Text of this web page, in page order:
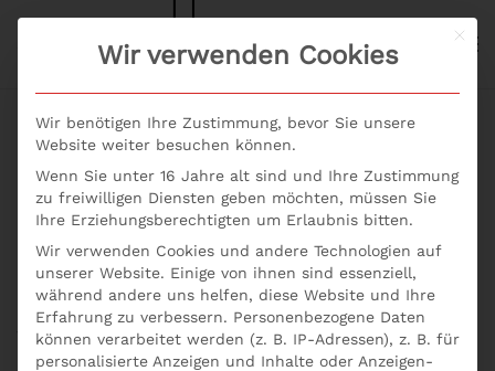
Skip to main content
Aufsichtsrechtliche
Prüfungen 2020
veröffentlicht
Mit
Wir verwenden Cookies
Wir benötigen Ihre Zustimmung, bevor Sie unsere
Website weiter besuchen können.
Wenn Sie unter 16 Jahre alt sind und Ihre Zustimmung
zu freiwilligen Diensten geben möchten, müssen Sie
Ihre Erziehungsberechtigten um Erlaubnis bitten.
Wir verwenden Cookies und andere Technologien auf
unserer Website. Einige von ihnen sind essenziell,
während andere uns helfen, diese Website und Ihre
Erfahrung zu verbessern. Personenbezogene Daten
können verarbeitet werden (z. B. IP-Adressen), z. B. für
personalisierte Anzeigen und Inhalte oder Anzeigen-